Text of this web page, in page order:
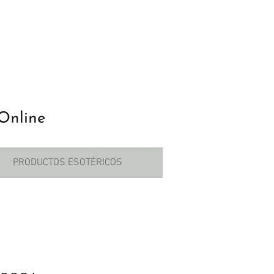
PRODUCTOS ESOTÉRICOS